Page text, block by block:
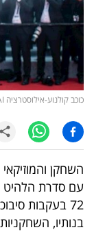
רכילות
עסקית
קריפטו
ויראלי
טלוויזיה
עסקי
ספורט
קריירה
כוכב קולנוע-אילוסטרציה AI
השחקן
עם סדרת הלהיט
72 בעקבות
בנותיו,